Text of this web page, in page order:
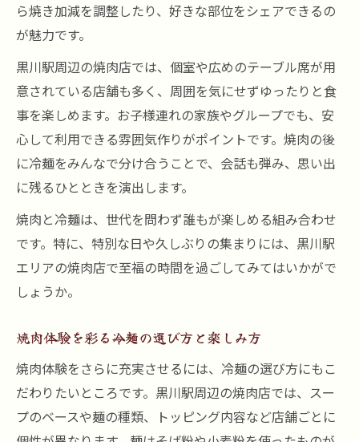
ら焼き加減を調整したり、好きな部位をシェアできるの
が魅力です。
黒川駅周辺の焼肉店では、個室や広めのテーブル席が用
意されている店舗も多く、周囲を気にせずゆったりと食
事を楽しめます。お子様連れの家族やグループでも、安
心して利用できる雰囲気作りがポイントです。焼肉の後
に冷麺をみんなで分け合うことで、会話も弾み、思い出
に残るひとときを演出します。
焼肉と冷麺は、世代を問わず誰もが楽しめる組み合わせ
です。特に、特別な日や久しぶりの集まりには、黒川駅
エリアの焼肉店で至福の時間を過ごしてみてはいかがで
しょうか。
焼肉体験を彩る冷麺の選び方と楽しみ方
焼肉体験をさらに充実させるには、冷麺の選び方にもこ
だわりたいところです。黒川駅周辺の焼肉店では、スー
プのベースや麺の種類、トッピング内容など店舗ごとに